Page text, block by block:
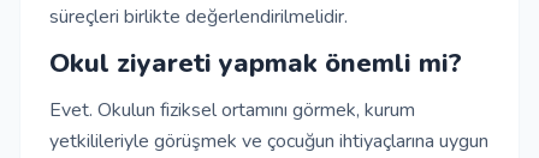
süreçleri birlikte değerlendirilmelidir.
Okul ziyareti yapmak önemli mi?
Evet. Okulun fiziksel ortamını görmek, kurum
yetkilileriyle görüşmek ve çocuğun ihtiyaçlarına uygun